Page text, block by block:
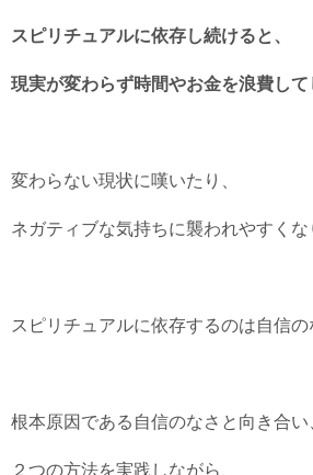
スピリチュアルに依存し続けると、
現実が変わらず時間やお金を浪費して
変わらない現状に嘆いたり、
ネガティブな気持ちに襲われやすくな
スピリチュアルに依存するのは自信の
根本原因である自信のなさと向き合い
２つの方法を実践しながら、